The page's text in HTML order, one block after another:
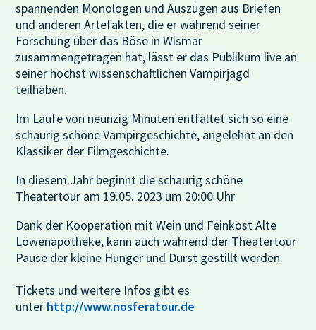
spannenden Monologen und Auszügen aus Briefen
und anderen Artefakten, die er während seiner
Forschung über das Böse in Wismar
zusammengetragen hat, lässt er das Publikum live an
seiner höchst wissenschaftlichen Vampirjagd
teilhaben.
Im Laufe von neunzig Minuten entfaltet sich so eine
schaurig schöne Vampirgeschichte, angelehnt an den
Klassiker der Filmgeschichte.
In diesem Jahr beginnt die schaurig schöne
Theatertour am 19.05. 2023 um 20:00 Uhr
Dank der Kooperation mit Wein und Feinkost Alte
Löwenapotheke, kann auch während der Theatertour
Pause der kleine Hunger und Durst gestillt werden.
Tickets und weitere Infos gibt es
unter http://www.nosferatour.de